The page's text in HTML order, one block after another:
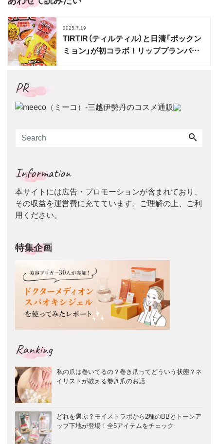
2025.7.19
TIRTIR（ティルティル）と日清「ポックン
ミョン」が初コラボ！リッププランパー
PR
Information
本サイトには広告・プロモーションが含まれており、
その収益を運営費に充てています。ご理解の上、ご利
用ください。
特集企画
Ranking
私の爪は巻いてるの？巻き爪ってどういう状態？ネ
イリストが教える巻き爪のお話
どれを選ぶ？モイストラボから2種のBBとトーンア
ップ下地が登場！全5アイテムをチェック